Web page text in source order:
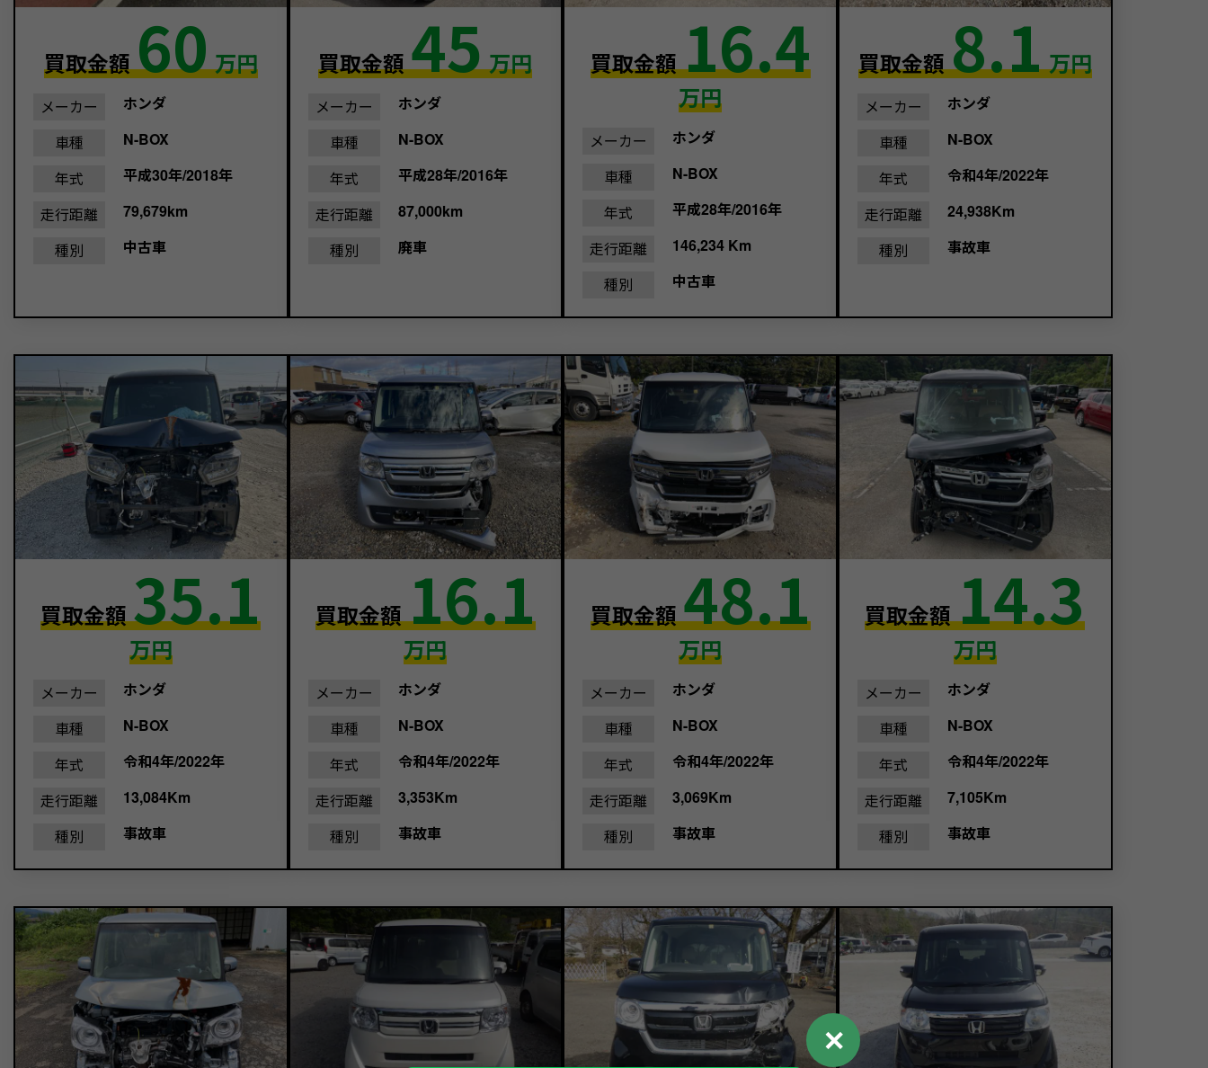
買取金額60 万円
メーカー
ホンダ
車種
N-BOX
年式
平成30年/2018年
走行距離
79,679km
種別
中古車
買取金額45 万円
メーカー
ホンダ
車種
N-BOX
年式
平成28年/2016年
走行距離
87,000km
種別
廃車
買取金額16.4
万円
メーカー
ホンダ
車種
N-BOX
年式
平成28年/2016年
走行距離
146,234 Km
種別
中古車
買取金額8.1 万円
メーカー
ホンダ
車種
N-BOX
年式
令和4年/2022年
走行距離
24,938Km
種別
事故車
買取金額35.1
万円
メーカー
ホンダ
車種
N-BOX
年式
令和4年/2022年
走行距離
13,084Km
種別
事故車
買取金額16.1
万円
メーカー
ホンダ
車種
N-BOX
年式
令和4年/2022年
走行距離
3,353Km
種別
事故車
買取金額48.1
万円
メーカー
ホンダ
車種
N-BOX
年式
令和4年/2022年
走行距離
3,069Km
種別
事故車
買取金額14.3
万円
メーカー
ホンダ
車種
N-BOX
年式
令和4年/2022年
走行距離
7,105Km
種別
事故車
✕